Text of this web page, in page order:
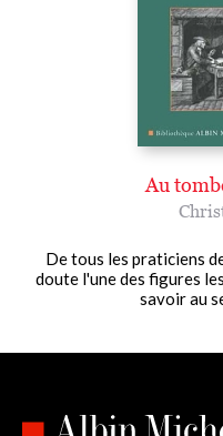
Au
De tous les praticiens
doute l'une des figures
savoir au